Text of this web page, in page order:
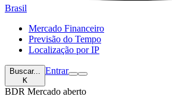
Brasil
Mercado Financeiro
Previsão do Tempo
Localização por IP
Buscar...
K
Entrar
BDR Mercado aberto